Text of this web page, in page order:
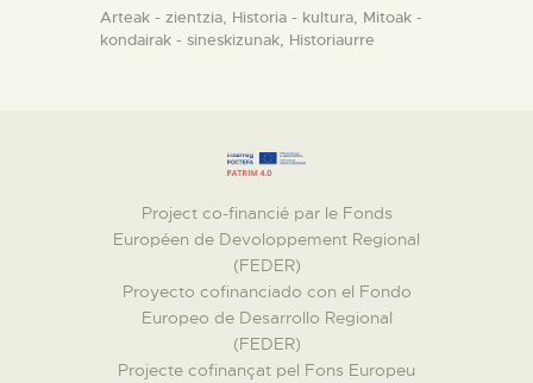
Arteak - zientzia, Historia - kultura, Mitoak -
kondairak - sineskizunak, Historiaurre
Project co-financié par le Fonds
Européen de Devoloppement Regional
(FEDER)
Proyecto cofinanciado con el Fondo
Europeo de Desarrollo Regional
(FEDER)
Projecte cofinançat pel Fons Europeu